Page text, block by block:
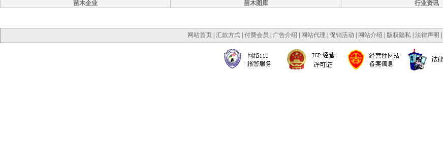
苗木企业 苗木图库 行业资讯
网站首页| 汇款方式| 付费会员 广告介绍 网站代理 促销活动 网站介绍 版权隐私| 法律声明